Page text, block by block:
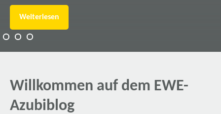
Weiterlesen
Willkommen auf dem EWE-
Azubiblog